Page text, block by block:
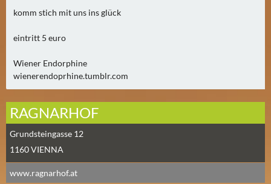
S
M
S
A
G
(
0
)
komm stich mit uns ins glück
eintritt 5 euro
Wiener Endorphine
wienerendoprhine.tumblr.com
RAGNARHOF
Grundsteingasse 12
1160VIENNA
www.ragnarhof.at